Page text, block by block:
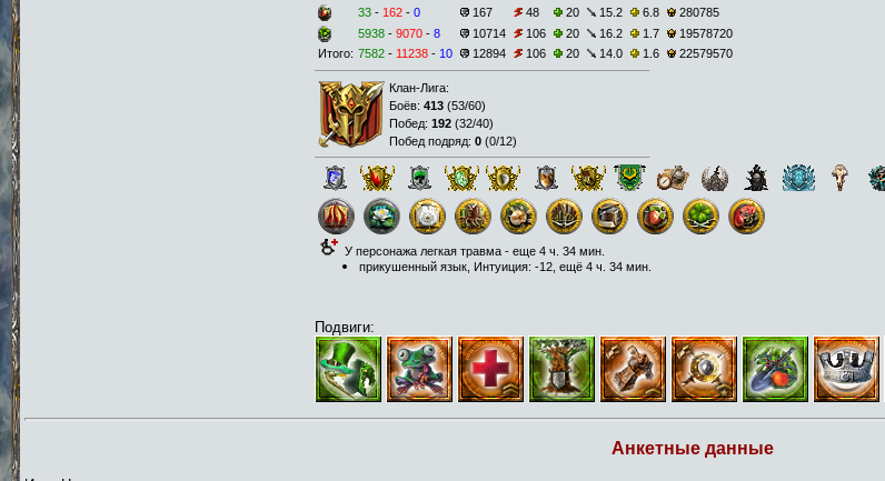
33 - 162 - 0 167 48 20 15.2 6.8
280785
5938 - 9070 - 8 10714 106 20 16.2 1.7
19578720
Итого: 7582 - 11238 - 10 12894 106 20 14.0 1.6 22579570
Клан-Лига:
Боёв: 413 (53/60)
Побед: 192 (32/40)
Побед подряд: 0 (0/12)
У персонажа легкая травма - еще 4 ч. 34 мин.
прикушенный язык, Интуиция: -12, ещё 4 ч. 34 мин.
Подвиги:
Анкетные данные